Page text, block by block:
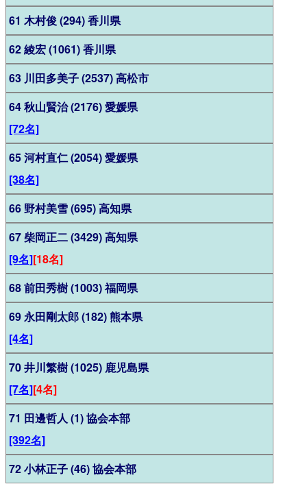
61 木村俊 (294) 香川県
62 綾宏 (1061) 香川県
63 川田多美子 (2537) 高松市
64 秋山賢治 (2176) 愛媛県
[72名]
65 河村直仁 (2054) 愛媛県
[38名]
66 野村美雪 (695) 高知県
67 柴岡正二 (3429) 高知県
[9名][18名]
68 前田秀樹 (1003) 福岡県
69 永田剛太郎 (182) 熊本県
[4名]
70 井川繁樹 (1025) 鹿児島県
[7名][4名]
71 田邊哲人 (1) 協会本部
[392名]
72 小林正子 (46) 協会本部